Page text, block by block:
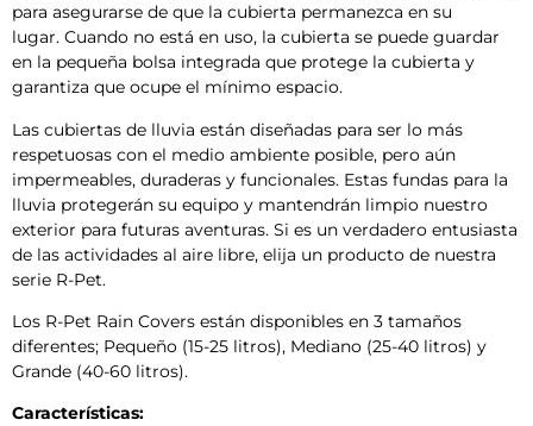
para asegurarse de que la cubierta permanezca en su
lugar. Cuando no está en uso, la cubierta se puede guardar
en la pequeña bolsa integrada que protege la cubierta y
garantiza que ocupe el mínimo espacio.
Las cubiertas de lluvia están diseñadas para ser lo más
respetuosas con el medio ambiente posible, pero aún
impermeables, duraderas y funcionales. Estas fundas para la
lluvia protegerán su equipo y mantendrán limpio nuestro
exterior para futuras aventuras. Si es un verdadero entusiasta
de las actividades al aire libre, elija un producto de nuestra
serie R-Pet.
Los R-Pet Rain Covers están disponibles en 3 tamaños
diferentes; Pequeño (15-25 litros), Mediano (25-40 litros) y
Grande (40-60 litros).
Características: